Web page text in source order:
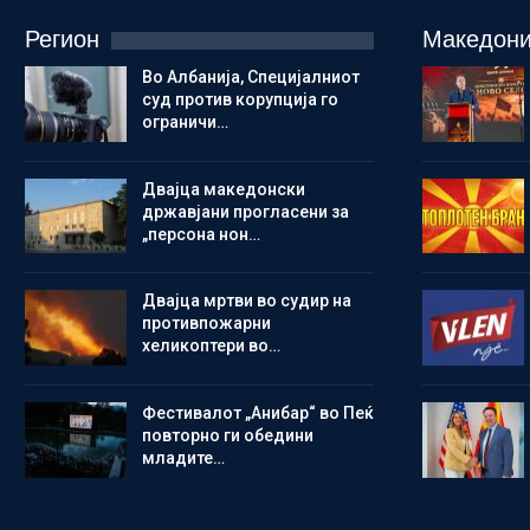
Регион
Во Албанија, Специјалниот
суд против корупција го
ограничи…
Двајца македонски
државјани прогласени за
„персона нон…
Двајца мртви во судир на
противпожарни
хеликоптери во…
Фестивалот „Анибар“ во Пеќ
повторно ги обедини
младите…